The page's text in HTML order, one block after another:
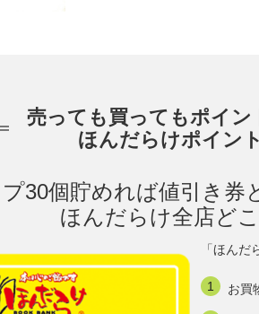
売っても買ってもポイン
ほんだらけポイン
30個貯めれば値引き券
ほんだらけ全店ど
「ほん
お買